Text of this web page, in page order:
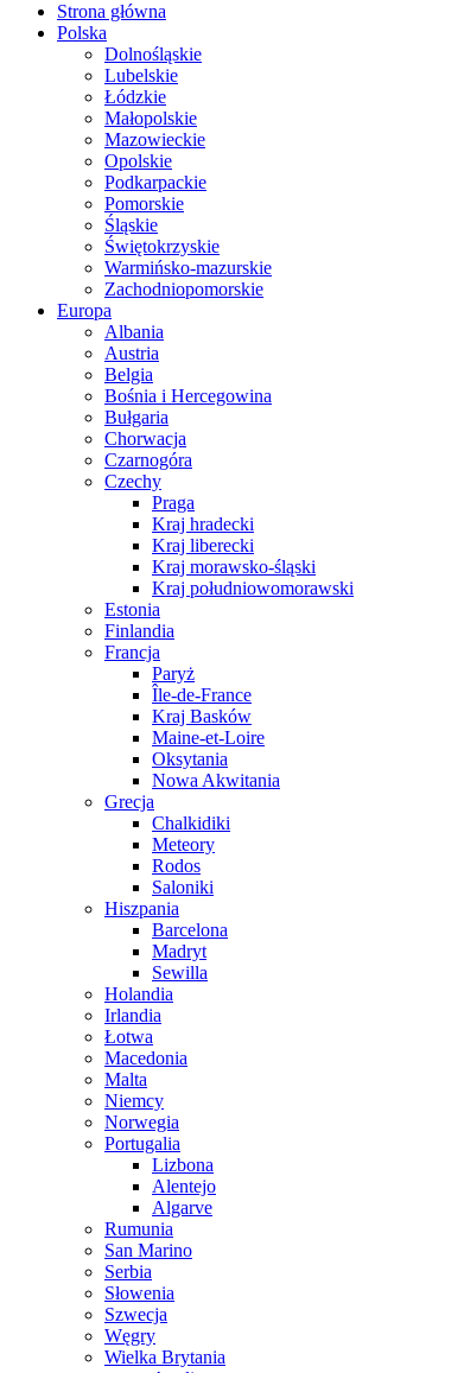
Strona główna
Polska
Dolnośląskie
Lubelskie
Łódzkie
Małopolskie
Mazowieckie
Opolskie
Podkarpackie
Pomorskie
Śląskie
Świętokrzyskie
Warmińsko-mazurskie
Zachodniopomorskie
Europa
Albania
Austria
Belgia
Bośnia i Hercegowina
Bułgaria
Chorwacja
Czarnogóra
Czechy
Praga
Kraj hradecki
Kraj liberecki
Kraj morawsko-śląski
Kraj południowomorawski
Estonia
Finlandia
Francja
Paryż
Île-de-France
Kraj Basków
Maine-et-Loire
Oksytania
Nowa Akwitania
Grecja
Chalkidiki
Meteory
Rodos
Saloniki
Hiszpania
Barcelona
Madryt
Sewilla
Holandia
Irlandia
Łotwa
Macedonia
Malta
Niemcy
Norwegia
Portugalia
Lizbona
Alentejo
Algarve
Rumunia
San Marino
Serbia
Słowenia
Szwecja
Węgry
Wielka Brytania